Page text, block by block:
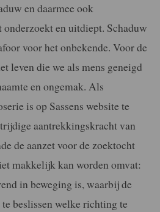
en daarmee ook
en uitdiept. Schaduw
voor het onbekende. Voor de
leven die we als mens geneigd
en ongemak. Als
is op Sassens website te
aantrekkingskracht van
de aanzet voor de zoektocht
makkelijk kan worden omvat:
in beweging is, waarbij de
beslissen welke richting te